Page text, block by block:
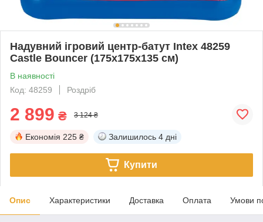
Надувний ігровий центр-батут Intex 48259
Castle Bouncer (175х175х135 см)
В наявності
Код: 48259
Роздріб
2 899 ₴ 3 124 ₴
Економія 225 ₴ Залишилось 4 дні
Купити
Опис Характеристики Доставка Оплата Умови